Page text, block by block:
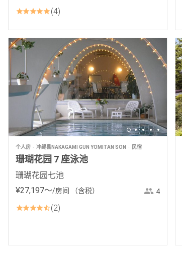
4
个人房 冲绳县NAKAGAMI GUN YOMITAN SON 民宿
珊瑚花园 7 座泳池
珊瑚花园七池
¥27,197〜/房间 （含税） 4
2